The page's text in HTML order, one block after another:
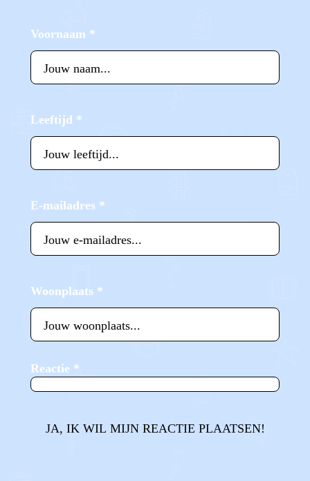
Voornaam *
Leeftijd *
E-mailadres *
Woonplaats *
Reactie *
JA, IK WIL MIJN REACTIE PLAATSEN!